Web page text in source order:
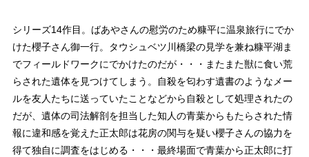
シリーズ14作目。ばあやさんの慰労のため糠平に温泉旅行にでか
けた櫻子さん御一行。タウシュベツ川橋梁の見学を兼ね糠平湖ま
でフィールドワークにでかけたのだが・・・またまた獣に食い荒
らされた遺体を見つけてしまう。自殺を匂わす遺書のようなメー
ルを友人たちに送っていたことなどから自殺として処理されたの
だが、遺体の司法解剖を担当した知人の青葉からもたらされた情
報に違和感を覚えた正太郎は花房の関与を疑い櫻子さんの協力を
得て独自に調査をはじめる・・・最終場面で青葉から正太郎に打